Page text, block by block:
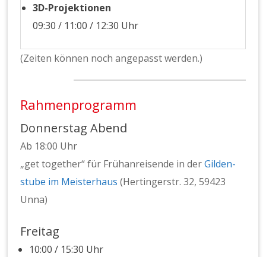
3D-Pro­jek­tio­nen
09:30 / 11:00 / 12:30 Uhr
(Zeit­en kön­nen noch angepasst wer­den.)
Rahmenprogramm
Donnerstag Abend
Ab 18:00 Uhr
„get togeth­er“ für Frühan­reisende in derGilden­
stube im Meis­ter­haus (Hertinger­str. 32, 59423
Unna)
Freitag
10:00 / 15:30 Uhr